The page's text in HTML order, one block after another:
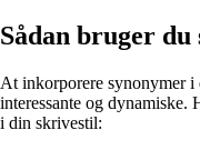
Sådan bruger
At inkorporere synonymer i
interessante og dynamiske.
i din skrivestil: